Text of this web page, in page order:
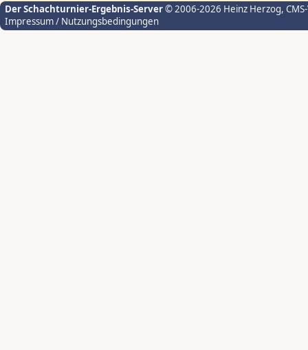
Der Schachturnier-Ergebnis-Server© 2006-2026 Heinz Herzog,
Impressum / Nutzungsbedingungen